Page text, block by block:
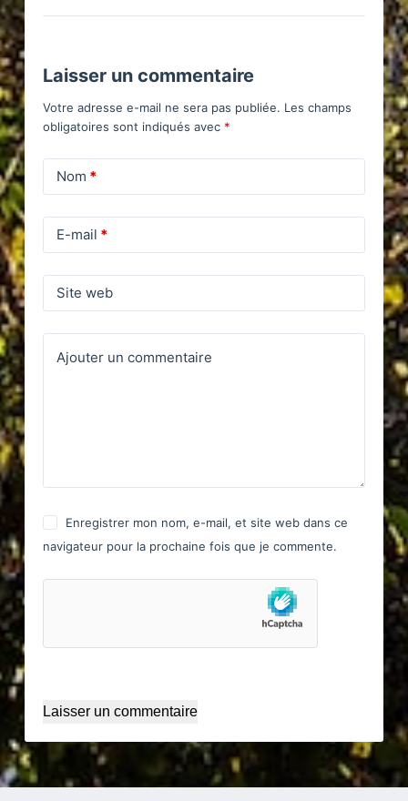
Laisser un commentaire
Votre adresse e-mail ne sera pas publiée. Les champs
obligatoires sont indiqués avec *
Nom *
E-mail *
Site web
Ajouter un commentaire
Enregistrer mon nom, e-mail, et site web dans ce
navigateur pour la prochaine fois que je commente.
Laisser un commentaire